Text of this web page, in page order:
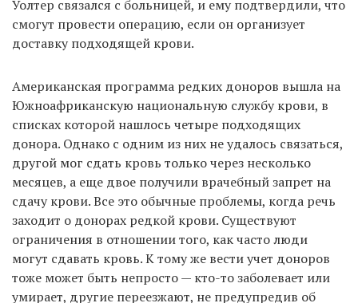
Уолтер связался с больницей, и ему подтвердили, что
смогут провести операцию, если он организует
доставку подходящей крови.
Американская программа редких доноров вышла на
Южноафриканскую национальную службу крови, в
списках которой нашлось четыре подходящих
донора. Однако с одним из них не удалось связаться,
другой мог сдать кровь только через несколько
месяцев, а еще двое получили врачебный запрет на
сдачу крови. Все это обычные проблемы, когда речь
заходит о донорах редкой крови. Существуют
ограничения в отношении того, как часто люди
могут сдавать кровь. К тому же вести учет доноров
тоже может быть непросто — кто-то заболевает или
умирает, другие переезжают, не предупредив об